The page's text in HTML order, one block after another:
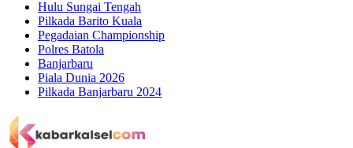
Hulu Sungai Tengah
Pilkada Barito Kuala
Pegadaian Championship
Polres Batola
Banjarbaru
Piala Dunia 2026
Pilkada Banjarbaru 2024